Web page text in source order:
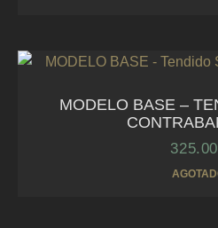
MODELO BASE –
325.00